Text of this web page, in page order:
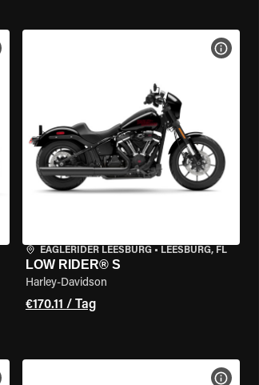
MOTORRAD-DETAILS ANZEIGEN
EAGLERIDER LEESBURG• LEESBURG, FL
LOW RIDER® S
Harley-Davidson
€170.11 / Tag
MOTORRAD-DETAILS ANZEIGEN